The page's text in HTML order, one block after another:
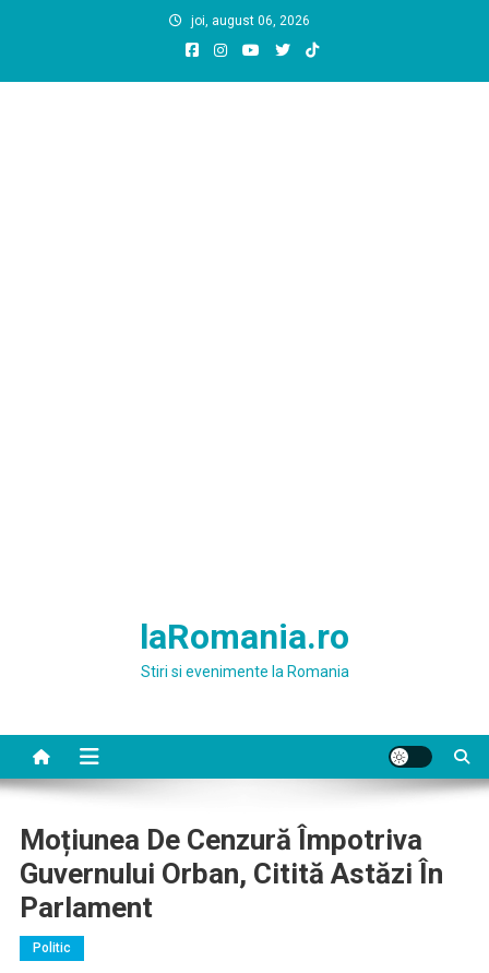
joi, august 06, 2026
laRomania.ro
Stiri si evenimente la Romania
Moțiunea De Cenzură Împotriva
Guvernului Orban, Citită Astăzi În
Parlament
Politic